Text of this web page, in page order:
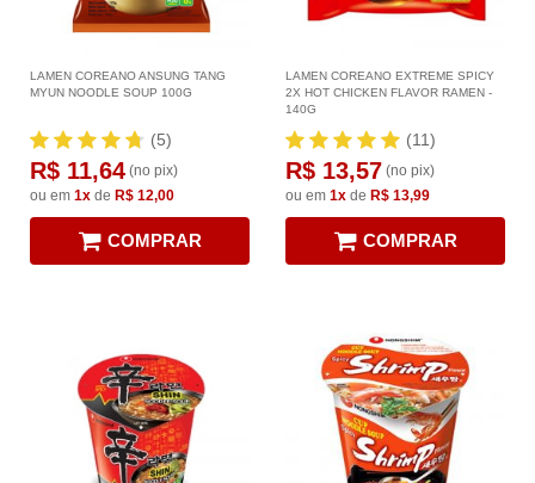
LAMEN COREANO ANSUNG TANG
MYUN NOODLE SOUP 100G
(5)
R$ 11,64 (no pix)
ou em 1x de R$ 12,00
COMPRAR
LAMEN COREANO EXTREME SPICY
2X HOT CHICKEN FLAVOR RAMEN -
140G
(11)
R$ 13,57 (no pix)
ou em 1x de R$ 13,99
COMPRAR